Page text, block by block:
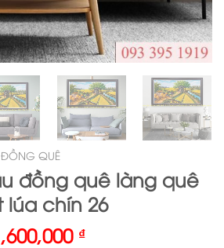
ĐỒNG QUÊ
đồng quê làng quê
chín 26
₫